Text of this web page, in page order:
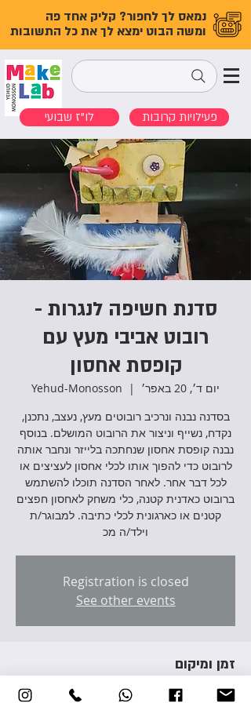
נמאס לך לחפור? קליק אחד פה
ומשה הבוט ימצא לך את כל התשובות
לו"ז שבועי פעילויות קרובות
סדנת חשיפה לנגרות -
רובוט אביבי מעץ עם
קופסת אחסון
יום ד׳, 20 באפר׳
  |
Yehud-Monosson
בסדנה נבנה ונרכיב רובוטים מעץ, נעצב, נתכנן,
נקדח, נשייף וניצור את הרובוט המושלם. בנוסף
נבנה קופסת אחסון שנחתכה בלייזר ונחבר אותה
לרובוט כדי להפוך אותו לכלי אחסון לעציצים או
לכל דבר אחר. לאחר הסדנה תוכלו להשתמש
ברובוט כאדנית קטנה, כלי משחק לאחסון חפצים
קטנים או כארגונית לכלי כתיבה. למבוגר/ת
וילד/ה מכ
Registration is closed
See other events
זמן ומיקום
20 באפר׳ 2022, 17:00 – 20:00